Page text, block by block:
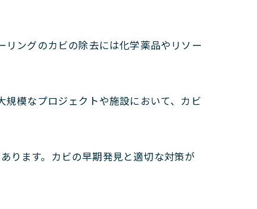
ングのカビの除去には化学薬品やリソー
模なプロジェクトや施設において、カビ
ります。カビの早期発見と適切な対策が